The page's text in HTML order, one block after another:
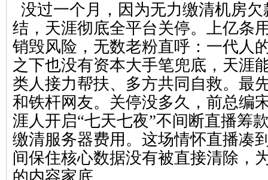
没过一个月，因为无力缴清机房
结，天涯彻底全平台关停。上亿条
销毁风险，无数老粉直呼：一代人
之下也没有资本大手笔兜底，天涯
类人接力帮扶、多方共同自救。最
和铁杆网友。关停没多久，前总编
涯人开启“七天七夜”不间断直播筹
缴清服务器费用。这场情怀直播凑
间保住核心数据没有被直接清除，
的内容家底。